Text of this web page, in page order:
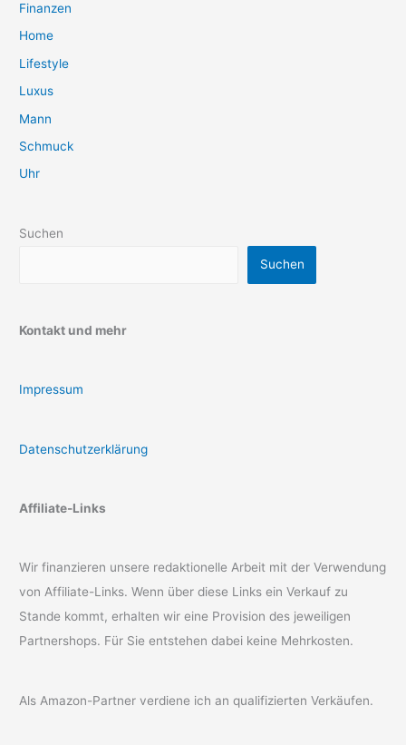
Finanzen
Home
Lifestyle
Luxus
Mann
Schmuck
Uhr
Suchen
Suchen
Kontakt und mehr
Impressum
Datenschutzerklärung
Affiliate-Links
Wir finanzieren unsere redaktionelle Arbeit mit der Verwendung
von Affiliate-Links. Wenn über diese Links ein Verkauf zu
Stande kommt, erhalten wir eine Provision des jeweiligen
Partnershops. Für Sie entstehen dabei keine Mehrkosten.
Als Amazon-Partner verdiene ich an qualifizierten Verkäufen.